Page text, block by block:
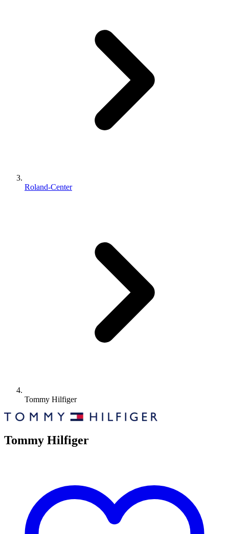
Roland-Center
Tommy Hilfiger
Tommy Hilfiger